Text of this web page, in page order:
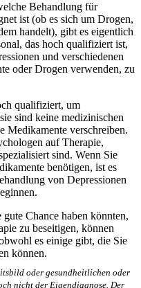
Behandlung für
ist (ob es sich um Drogen,
handelt), gibt es eigentlich
das hoch qualifiziert ist,
und verschiedenen
oder Drogen verwenden, zu
qualifiziert, um
sind keine medizinischen
Medikamente verschreiben.
auf Therapie,
sind. Wenn Sie
benötigen, ist es
von Depressionen
Chance haben könnten,
zu beseitigen, können
es einige gibt, die Sie
können.
oder gesundheitlichen oder
nicht der Eigendiagnose. Der